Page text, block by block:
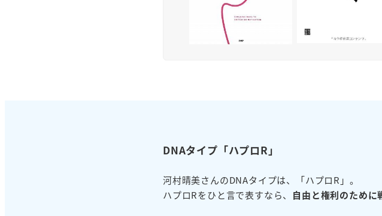
DNAタイプ「ハプロR」
河村晴美さんのDNAタイプは、「ハプロR」。
ハプロRをひと言で表すなら、 自由と権利のために